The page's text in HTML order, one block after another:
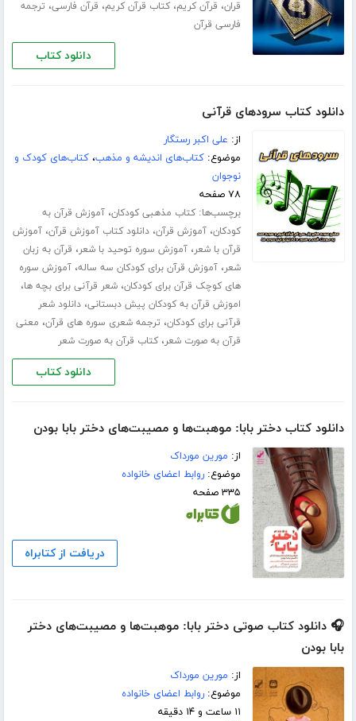
قران، قرآن کریم،کتاب قرآن کریم، قرآن فارسی، ترجمه
فارسی قرآن
دانلود کتاب
دانلود کتاب سرودهای قرآنی
از: علی اکبر رستگار
موضوع:کتاب‌های اندیشه و مذهب،کتاب‌های کودک و
نوجوان
۷۸ صفحه
برچسب‌ها:کتاب مذهبی کودکان،آموزش قرآن به
کودکان،آموزش قرآن،دانلود کتاب آموزش قرآن،آموزش
قرآن با شعر،آموزش سوره توحید با شعر، قرآن به زبان
شعر،آموزش قرآن برای کودکان سه ساله،آموزش سوره
های کوچک قرآن برای کودکان،شعر قرآنی برای بچه ها،
اموزش قرآن به کودکان پیش دبستانی،دانلود شعر
قرآنی برای کودکان، ترجمه شعری سوره های قرآن، معنی
قرآن به صورت شعر،کتاب قرآن به صورت شعر
دانلود کتاب
دانلود کتاب دختر بابا: موهبت‌ها و مصیبت‌های دختر بابا بودن
از: مورین مورداک
موضوع:روابط اعضای خانواده
۳۳۵ صفحه
دریافت از کتابراه
🎧 دانلود کتاب صوتی دختر بابا: موهبت‌ها و مصیبت‌های دختر
بابا بودن
از: مورین مورداک
موضوع:روابط اعضای خانواده
۱۱ ساعت و ۱۴ دقیقه